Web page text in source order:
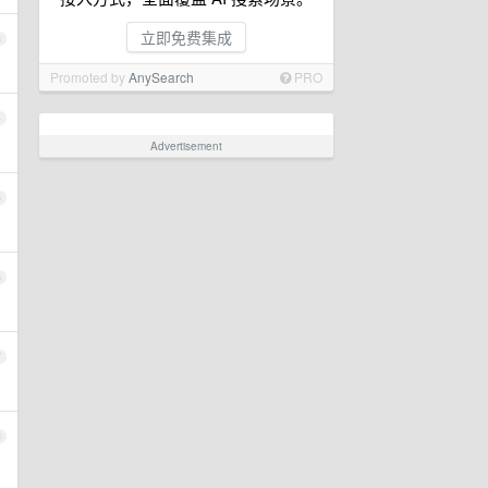
立即免费集成
Promoted byAnySearch PRO
Advertisement